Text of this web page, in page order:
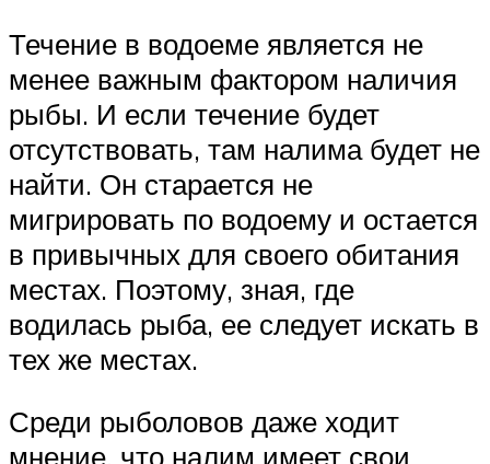
Течение в водоеме является не
менее важным фактором наличия
рыбы. И если течение будет
отсутствовать, там налима будет не
найти. Он старается не
мигрировать по водоему и остается
в привычных для своего обитания
местах. Поэтому, зная, где
водилась рыба, ее следует искать в
тех же местах.
Среди рыболовов даже ходит
мнение, что налим имеет свои